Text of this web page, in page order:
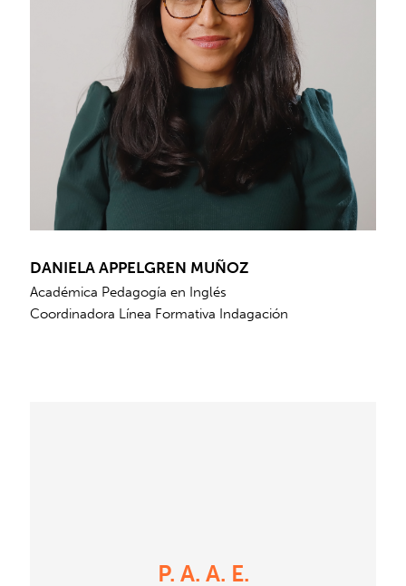
DANIELA APPELGREN MUÑOZ
Académica Pedagogía en Inglés
Coordinadora Línea Formativa Indagación
P. A. A. E.